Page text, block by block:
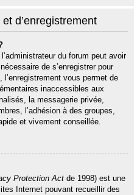
d’enregistrement
du forum peut avoir
de s’enregistrer pour
vous permet de
inaccessibles aux
la messagerie privée,
l’adhésion à des groupes,
et vivement conseillée.
Protection Act de 1998) est une
Internet pouvant recueillir des